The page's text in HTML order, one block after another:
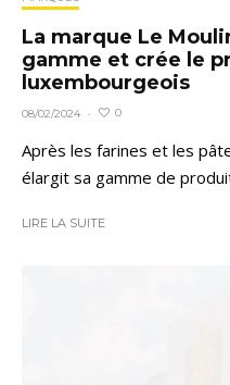
La marque Le
gamme et crée le
luxembourgeois
08/02/2024 · 0
Après les farines et les
élargit sa gamme de
LIRE LA SUITE